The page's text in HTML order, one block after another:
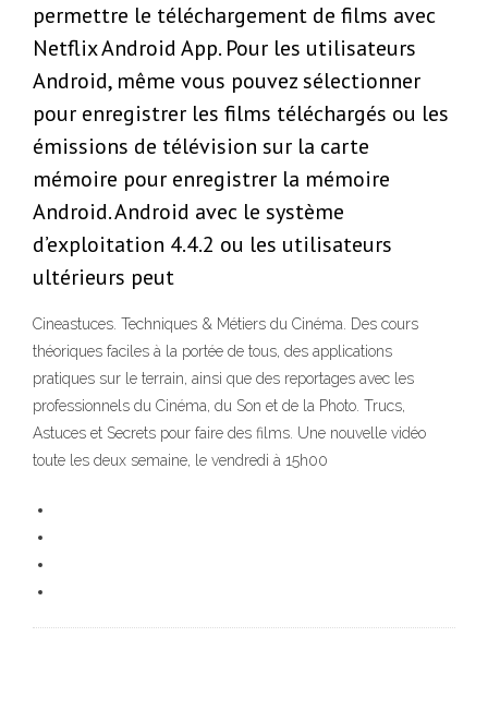
permettre le téléchargement de films avec
Netflix Android App. Pour les utilisateurs
Android, même vous pouvez sélectionner
pour enregistrer les films téléchargés ou les
émissions de télévision sur la carte
mémoire pour enregistrer la mémoire
Android. Android avec le système
d’exploitation 4.4.2 ou les utilisateurs
ultérieurs peut
Cineastuces. Techniques & Métiers du Cinéma. Des cours
théoriques faciles à la portée de tous, des applications
pratiques sur le terrain, ainsi que des reportages avec les
professionnels du Cinéma, du Son et de la Photo. Trucs,
Astuces et Secrets pour faire des films. Une nouvelle vidéo
toute les deux semaine, le vendredi à 15h00